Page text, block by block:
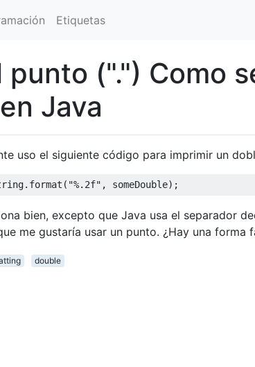
Etiquetas
punto (".") Como
Java
uso el siguiente código para imprimir un
. format ( "%.2f" , someDouble);
bien, excepto que Java usa el separador
me gustaría usar un punto. ¿Hay una forma
double